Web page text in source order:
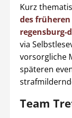
Kurz
des
regensburg-
via
vorsorgliche
späteren
Team